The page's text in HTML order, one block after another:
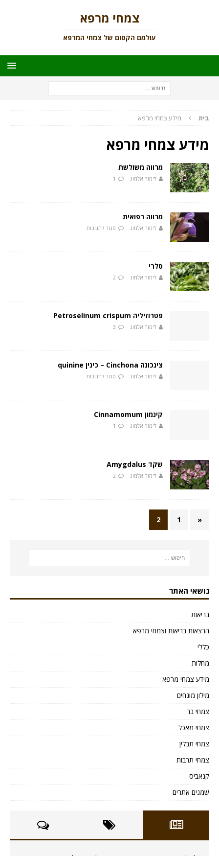
צמחי מרפא
עולמם הקסום של צמחי המרפא
בית מידע צמחי מרפא
מידע צמחי מרפא
מרווה משולשת
לימור אלמוג 1
מרווה רפואית
לימור אלמוג סגור לתגובות
סלרי
לימור אלמוג 2
פטרוזיליה Petroselinum crispum
לימור אלמוג 3
צינכונה Cinchona – כינין quinine
לימור אלמוג סגור לתגובות
קינמון Cinnamomum
לימור אלמוג 1
שקד Amygdalus
לימור אלמוג 2
«
1
2
נושאי האתר
בריאות
הרצאות בריאות וצמחי מרפא
כללי
מחלות
מידע צמחי מרפא
מילון מונחים
צמחי בר
צמחי מאכל
צמחי תבלין
צמחי תרבות
קנאביס
שמנים אתרים